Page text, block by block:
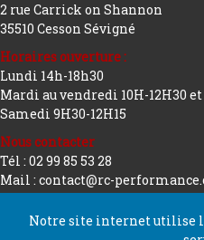
2 rue Carrick on Shannon
35510 Cesson Sévigné
Horaires ouverture :
Lundi 14h-18h30
Mardi au vendredi 10H-12H30 et
Samedi 9H30-12H15
Nous contacter
Tél : 02 99 85 53 28
Mail : contact@rc-
Notre site internet utilise